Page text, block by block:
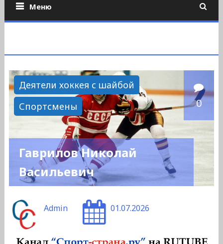
Меню
Деятели хоккея с шайбой
Спортсмены
0
Гаврилов Николай
Васильевич
Admin 01.07.2026